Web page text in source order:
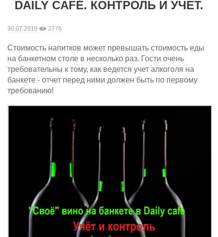
DAILY CAFÉ. КОНТРОЛЬ И УЧЕТ.
30.07.2019 2776
Стоимость напитков может превышать стоимость еды
на банкетном столе в несколько раз. Гости очень
требовательны к тому, как ведется учет алкоголя на
банкете - отчет перед ними должен быть по первому
требованию!